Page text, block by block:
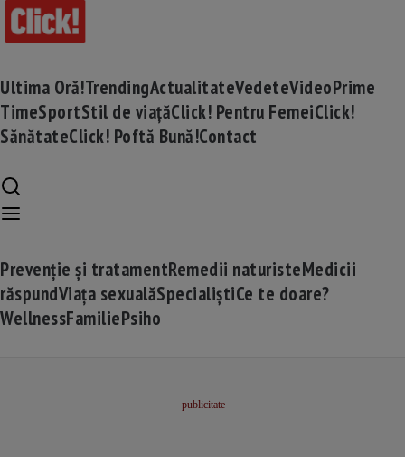
Ultima Oră!TrendingActualitateVedeteVideoPrime
TimeSportStil de viațăClick! Pentru FemeiClick!
SănătateClick! Poftă Bună!Contact
Prevenție și tratamentRemedii naturisteMedicii
răspundViața sexualăSpecialiștiCe te doare?
WellnessFamiliePsiho